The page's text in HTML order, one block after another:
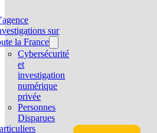
sur
la France
Cybersécurité
et
investigation
numérique
privée
Personnes
Disparues